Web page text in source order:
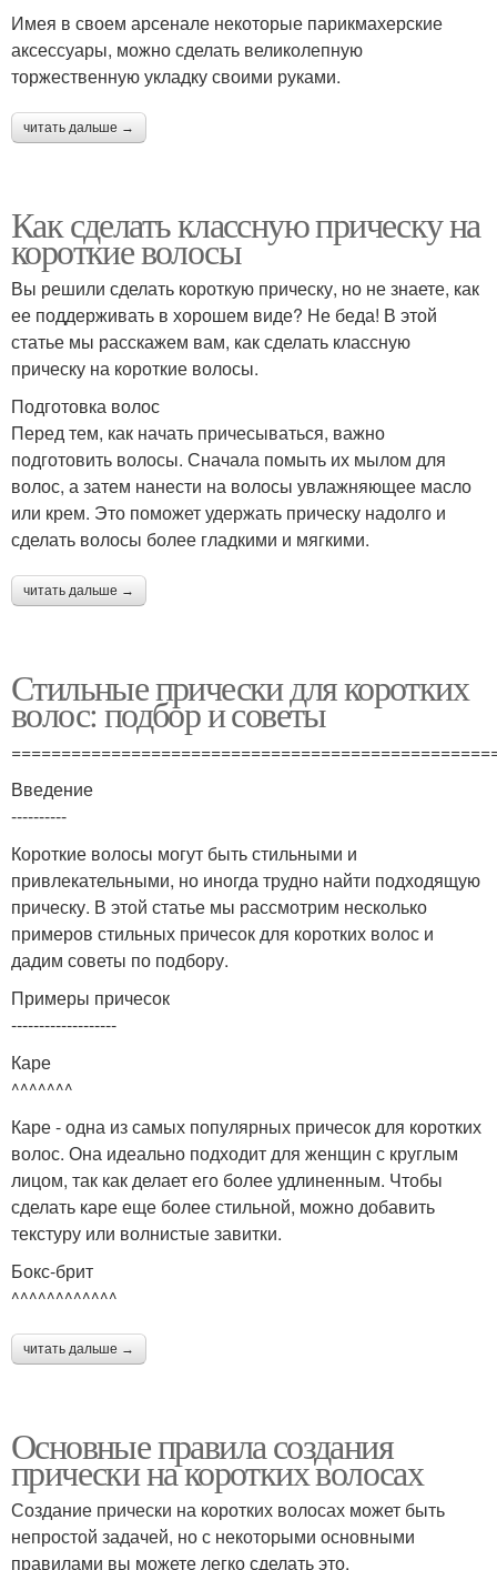
Имея в своем арсенале некоторые парикмахерские
аксессуары, можно сделать великолепную
торжественную укладку своими руками.
читать дальше →
Как сделать классную прическу на
короткие волосы
Вы решили сделать короткую прическу, но не знаете, как
ее поддерживать в хорошем виде? Не беда! В этой
статье мы расскажем вам, как сделать классную
прическу на короткие волосы.
Подготовка волос
Перед тем, как начать причесываться, важно
подготовить волосы. Сначала помыть их мылом для
волос, а затем нанести на волосы увлажняющее масло
или крем. Это поможет удержать прическу надолго и
сделать волосы более гладкими и мягкими.
читать дальше →
Стильные прически для коротких
волос: подбор и советы
Введение
----------
Короткие волосы могут быть стильными и
привлекательными, но иногда трудно найти подходящую
прическу. В этой статье мы рассмотрим несколько
примеров стильных причесок для коротких волос и
дадим советы по подбору.
Примеры причесок
-------------------
Каре
^^^^^^^
Каре - одна из самых популярных причесок для коротких
волос. Она идеально подходит для женщин с круглым
лицом, так как делает его более удлиненным. Чтобы
сделать каре еще более стильной, можно добавить
текстуру или волнистые завитки.
Бокс-брит
^^^^^^^^^^^^
читать дальше →
Основные правила создания
прически на коротких волосах
Создание прически на коротких волосах может быть
непростой задачей, но с некоторыми основными
правилами вы можете легко сделать это.